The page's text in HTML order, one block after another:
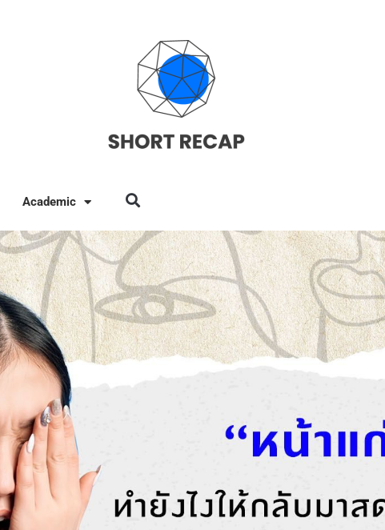
Academic